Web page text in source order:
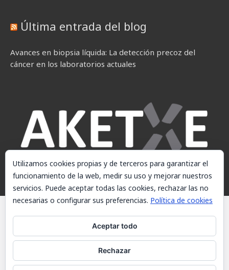
Última entrada del blog
Avances en biopsia líquida: La detección precoz del
cáncer en los laboratorios actuales
© AKETXE Consulting, S.L. - Este sitio web utiliza cookies, consulte
nuestra Política de cookies.
Política de cookies
Utilizamos cookies propias y de terceros para garantizar el
funcionamiento de la web, medir su uso y mejorar nuestros
servicios. Puede aceptar todas las cookies, rechazar las no
necesarias o configurar sus preferencias. Política de cookies
Aceptar todo
Rechazar